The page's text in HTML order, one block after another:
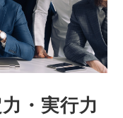
・実行力